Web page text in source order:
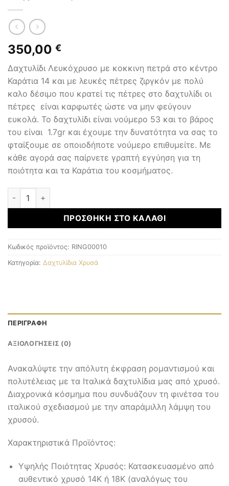
350,00 €
Δαχτυλίδι Λευκόχρυσο με κοκκινη πετρά στο κέντρο
Καράτια 14 και με λευκές πέτρες ζιργκόν με πολύ
καλο δέσιμο που κρατεί τις πέτρες στο δαχτυλίδι οι
πέτρες είναι καρφωτές ώστε να μην φεύγουν
ευκολά. Το δαχτυλίδι είναι νούμερο 53 και το βάρος
του είναι 1.7gr και έχουμε την δυνατότητα να σας το
φταίξουμε σε οποιοδήποτε νούμερο επιθυμείτε. Με
κάθε αγορά σας παίρνετε γραπτή εγγύηση για τη
ποιότητα και τα Καράτια του κοσμήματος.
Δαχτυλίδι Χρυσό Κ14 ποσότητα
ΠΡΟΣΘΉΚΗ ΣΤΟ ΚΑΛΆΘΙ
Κωδικός προϊόντος: RING00010
Κατηγορία: Δαχτυλίδια Χρυσά
ΠΕΡΙΓΡΑΦΉ
ΑΞΙΟΛΟΓΉΣΕΙΣ (0)
Ανακαλύψτε την απόλυτη έκφραση ρομαντισμού και
πολυτέλειας με τα Ιταλικά δαχτυλίδια μας από χρυσό.
Διαχρονικά κόσμημα που συνδυάζουν τη φινέτσα του
ιταλικού σχεδιασμού με την απαράμιλλη λάμψη του
χρυσού.
Χαρακτηριστικά Προϊόντος:
Υψηλής Ποιότητας Χρυσός: Κατασκευασμένο από
αυθεντικό χρυσό 14Κ ή 18Κ (αναλόγως του